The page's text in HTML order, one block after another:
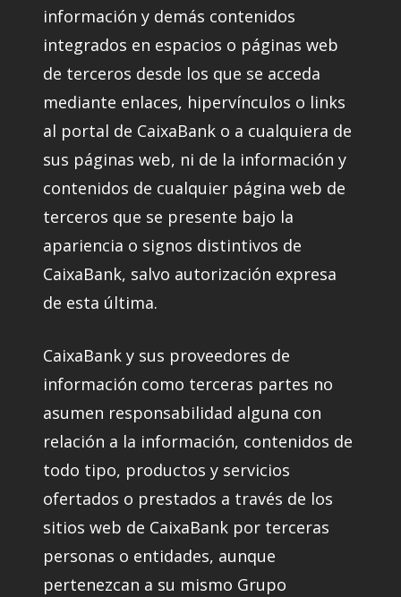
información y demás contenidos
integrados en espacios o páginas web
de terceros desde los que se acceda
mediante enlaces, hipervínculos o links
al portal de CaixaBank o a cualquiera de
sus páginas web, ni de la información y
contenidos de cualquier página web de
terceros que se presente bajo la
apariencia o signos distintivos de
CaixaBank, salvo autorización expresa
de esta última.
CaixaBank y sus proveedores de
información como terceras partes no
asumen responsabilidad alguna con
relación a la información, contenidos de
todo tipo, productos y servicios
ofertados o prestados a través de los
sitios web de CaixaBank por terceras
personas o entidades, aunque
pertenezcan a su mismo Grupo